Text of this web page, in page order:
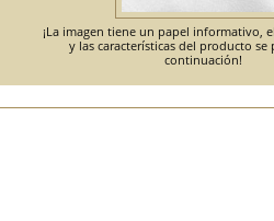
¡La imagen tiene un papel informativo,
y las características del producto se
continuación!